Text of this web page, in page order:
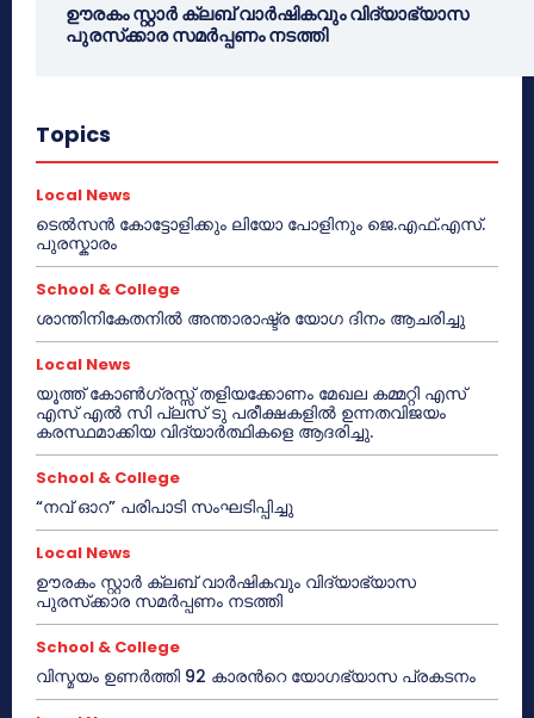
ഊരകം സ്റ്റാർ ക്ലബ് വാർഷികവും വിദ്യാഭ്യാസ
പുരസ്‌ക്കാര സമർപ്പണം നടത്തി
Topics
Local News
ടെൽസൻ കോട്ടോളിക്കും ലിയോ പോളിനും ജെ.എഫ്.എസ്.
പുരസ്കാരം
School & College
ശാന്തിനികേതനിൽ അന്താരാഷ്ട്ര യോഗ ദിനം ആചരിച്ചു
Local News
യൂത്ത് കോൺഗ്രസ്സ് തളിയക്കോണം മേഖല കമ്മറ്റി എസ്
എസ് എൽ സി പ്ലസ് ടു പരീക്ഷകളിൽ ഉന്നതവിജയം
കരസ്ഥമാക്കിയ വിദ്യാർത്ഥികളെ ആദരിച്ചു.
School & College
“നവ് ഓറ” പരിപാടി സംഘടിപ്പിച്ചു
Local News
ഊരകം സ്റ്റാർ ക്ലബ് വാർഷികവും വിദ്യാഭ്യാസ
പുരസ്‌ക്കാര സമർപ്പണം നടത്തി
School & College
വിസ്മയം ഉണർത്തി 92 കാരൻറെ യോഗഭ്യാസ പ്രകടനം